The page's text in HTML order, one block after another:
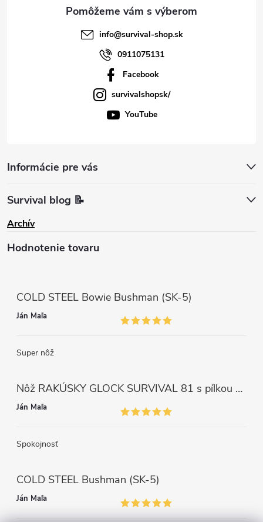
info@survival-shop.sk
0911075131
Facebook
survivalshopsk/
YouTube
Informácie pre vás
Survival blog 📝
Archív
Hodnotenie tovaru
COLD STEEL Bowie Bushman (SK-5)
Ján Maľa
Super nôž
Nôž RAKÚSKY GLOCK SURVIVAL 81 s pílkou ZELENÝ
Ján Maľa
Spokojnosť
COLD STEEL Bushman (SK-5)
Ján Maľa